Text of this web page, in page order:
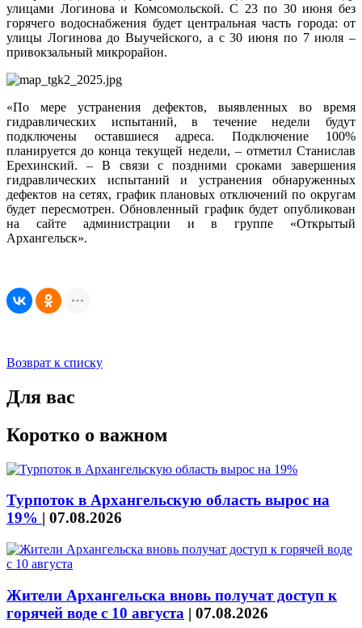
улицами Логинова и Комсомольской. С 23 по 30 июня без
горячего водоснабжения будет центральная часть города: от
улицы Логинова до Выучейского, а с 30 июня по 7 июля –
привокзальный микрорайон.
«По мере устранения дефектов, выявленных во время
гидравлических испытаний, в течение недели будут
подключены оставшиеся адреса. Подключение 100%
планируется до конца текущей недели, – отметил Станислав
Ерехинский. – В связи с поздними сроками завершения
гидравлических испытаний и устранения обнаруженных
дефектов на сетях, график плановых отключений по округам
будет пересмотрен. Обновленный график будет опубликован
на сайте администрации и в группе «Открытый
Архангельск».
Возврат к списку
Для вас
Коротко о важном
Турпоток в Архангельскую область вырос на
19% | 07.08.2026
Жители Архангельска вновь получат доступ к
горячей воде с 10 августа | 07.08.2026